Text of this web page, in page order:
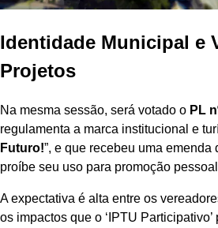
Identidade Municipal e
Projetos
Na mesma sessão, será votado o PL
regulamenta a marca institucional e
Futuro!”, e que recebeu uma
proíbe seu uso para promoção
A expectativa é alta entre os
os impactos que o ‘IPTU